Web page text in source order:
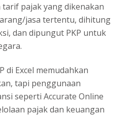
tarif pajak yang dikenakan
jasa tertentu, dihitung
dan dipungut PKP untuk
di Excel memudahkan
tapi penggunaan
seperti Accurate Online
pajak dan keuangan